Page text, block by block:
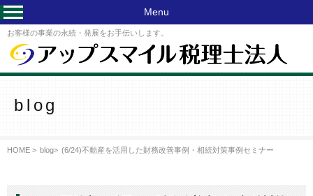
お客様の事業の永続・発展をお手伝いします。
Menu
blog
HOME > blog> (6/24)不動産を活用した財務改善事例・相続対策事例セミナー